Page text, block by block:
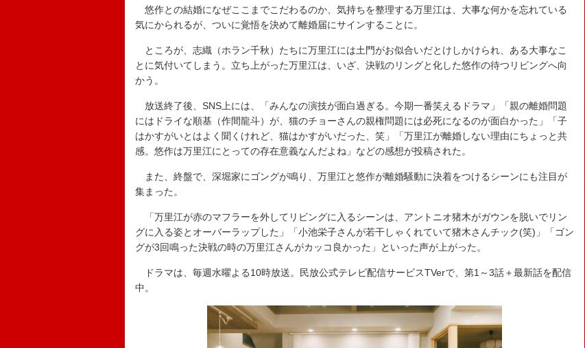
悠作との結婚になぜここまでこだわるのか、気持ちを整理する万里江は、大事な何かを忘れている
気にかられるが、ついに覚悟を決めて離婚届にサインすることに。
ところが、志織（ホラン千秋）たちに万里江には土門がお似合いだとけしかけられ、ある大事なこ
とに気付いてしまう。立ち上がった万里江は、いざ、決戦のリングと化した悠作の待つリビングへ向
かう。
放送終了後、SNS上には、「みんなの演技が面白過ぎる。今期一番笑えるドラマ」「親の離婚問題
にはドライな順基（作間龍斗）が、猫のチョーさんの親権問題には必死になるのが面白かった」「子
はかすがいとはよく聞くけれど、猫はかすがいだった、笑」「万里江が離婚しない理由にちょっと共
感。悠作は万里江にとっての存在意義なんだよね」などの感想が投稿された。
また、終盤で、深堀家にゴングが鳴り、万里江と悠作が離婚騒動に決着をつけるシーンにも注目が
集まった。
「万里江が赤のマフラーを外してリビングに入るシーンは、アントニオ猪木がガウンを脱いでリン
グに入る姿とオーバーラップした」「小池栄子さんが若干しゃくれていて猪木さんチック(笑)」「ゴン
グが3回鳴った決戦の時の万里江さんがカッコ良かった」といった声が上がった。
ドラマは、毎週水曜よる10時放送。民放公式テレビ配信サービスTVerで、第1～3話＋最新話を配信
中。